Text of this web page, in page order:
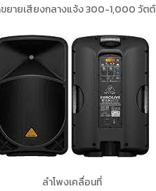
ยายเสียงกลางแจ้ง 300-1,000 วัตต์
ลำโพงเคลื่อนที่